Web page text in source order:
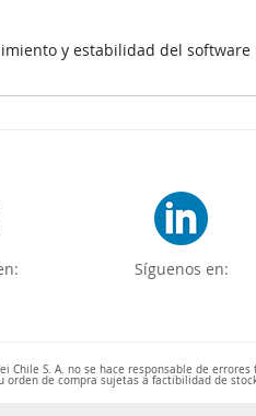
y estabilidad del
Síguenos en:
S. A. no se hace responsable de
de compra sujetas a factibilidad de